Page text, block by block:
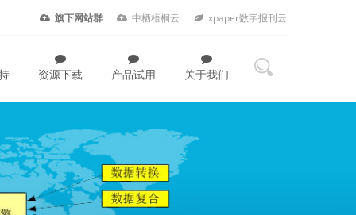
旗下网站群 中栖梧桐云 xpaper数字报刊云
资源下载 产品试用 关于我们